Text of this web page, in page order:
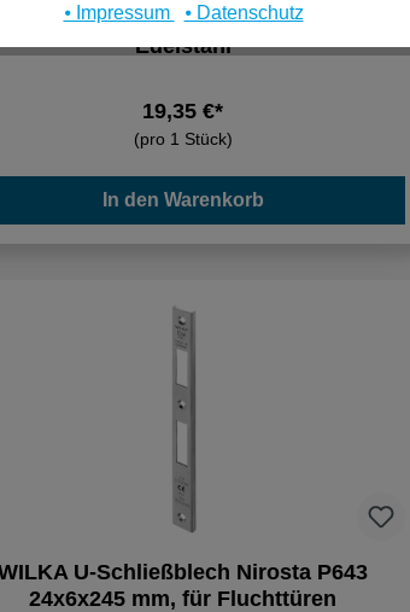
Stangenlappenschließblech 1148
Edelstahl
19,35 €*
(pro 1 Stück)
In den Warenkorb
U-Schließblech Nirosta P643
24x6x245 mm, für Fluchttüren
⦁ Impressum ⦁ Datenschutz